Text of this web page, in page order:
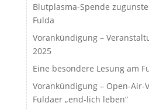
Blutplasma-Spende
Fulda
Vorankündigung –
2025
Eine besondere Lesung am
Vorankündigung – Open-Air-
Fuldaer „end-lich leben“